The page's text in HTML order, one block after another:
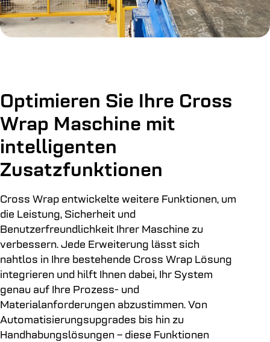
Optimieren Sie Ihre Cross
Wrap Maschine mit
intelligenten
Zusatzfunktionen
Cross Wrap entwickelte weitere Funktionen, um
die Leistung, Sicherheit und
Benutzerfreundlichkeit Ihrer Maschine zu
verbessern. Jede Erweiterung lässt sich
nahtlos in Ihre bestehende Cross Wrap Lösung
integrieren und hilft Ihnen dabei, Ihr System
genau auf Ihre Prozess- und
Materialanforderungen abzustimmen. Von
Automatisierungsupgrades bis hin zu
Handhabungslösungen – diese Funktionen